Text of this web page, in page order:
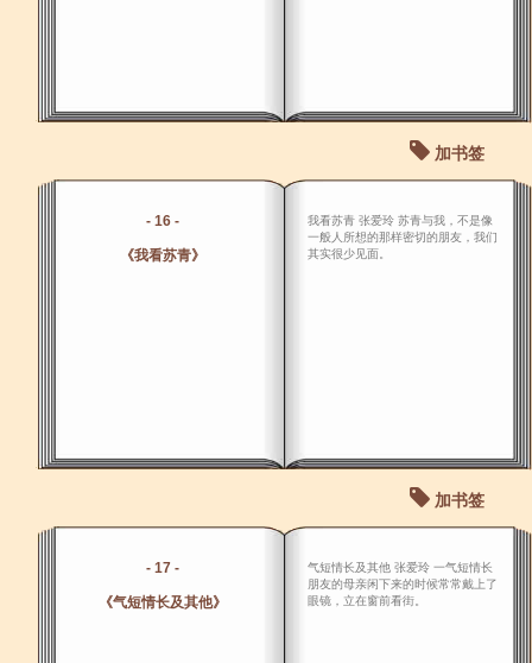
加书签
- 16 -
《我看苏青》
我看苏青 张爱玲 苏青与我，不是像
一般人所想的那样密切的朋友，我们
其实很少见面。
加书签
- 17 -
《气短情长及其他》
气短情长及其他 张爱玲 一气短情长
朋友的母亲闲下来的时候常常戴上了
眼镜，立在窗前看街。